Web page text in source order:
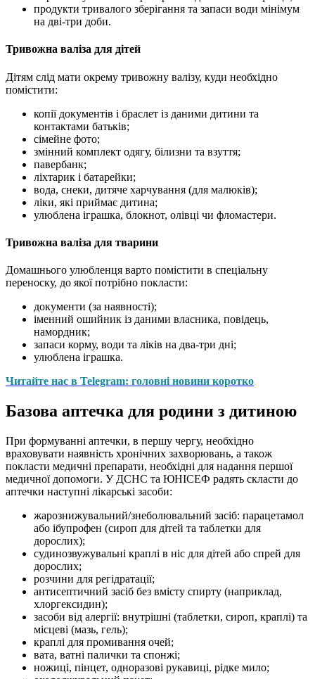
продукти тривалого зберігання та запаси води мінімум
на дві-три доби.
Тривожна валіза для дітей
Дітям слід мати окрему тривожну валізу, куди необхідно
помістити:
копії документів і браслет із даними дитини та
контактами батьків;
сімейне фото;
змінний комплект одягу, білизни та взуття;
павербанк;
ліхтарик і батарейки;
вода, снеки, дитяче харчування (для малюків);
ліки, які приймає дитина;
улюблена іграшка, блокнот, олівці чи фломастери.
Тривожна валіза для тварини
Домашнього улюбленця варто помістити в спеціальну
переноску, до якої потрібно покласти:
документи (за наявності);
іменний ошийник із даними власника, повідець,
намордник;
запаси корму, води та ліків на два-три дні;
улюблена іграшка.
Читайте нас в Telegram: головні новини коротко
Базова аптечка для родини з дитиною
При формуванні аптечки, в першу чергу, необхідно
враховувати наявність хронічних захворювань, а також
покласти медичні препарати, необхідні для надання першої
медичної допомоги. У ДСНС та ЮНІСЕФ радять скласти до
аптечки наступні лікарські засоби:
жарознижувальний/знеболювальний засіб: парацетамол
або ібупрофен (сироп для дітей та таблетки для
дорослих);
судинозвужувальні краплі в ніс для дітей або спрей для
дорослих;
розчини для регідратації;
антисептичний засіб без вмісту спирту (наприклад,
хлоргексидин);
засоби від алергії: внутрішні (таблетки, сироп, краплі) та
місцеві (мазь, гель);
краплі для промивання очей;
вата, ватні палички та спонжі;
ножиці, пінцет, одноразові рукавиці, рідке мило;